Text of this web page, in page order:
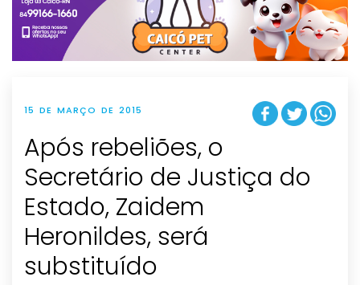
t
i
o
n
15 DE MARÇO DE 2015
Após rebeliões, o
Secretário de Justiça do
Estado, Zaidem
Heronildes, será
substituído